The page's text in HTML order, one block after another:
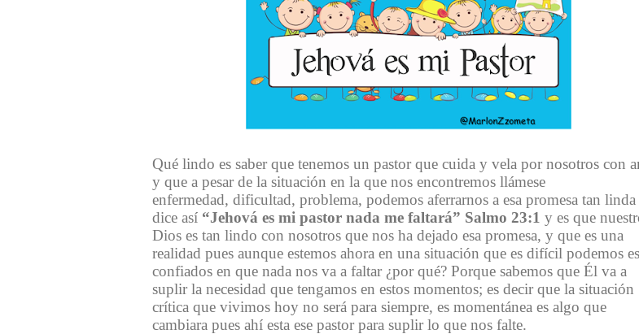
Qué lindo es saber que tenemos un pastor que cuida y vela por nosotros con
y que a pesar de la situación en la que nos encontremos llámese
enfermedad, dificultad, problema, podemos aferrarnos a esa promesa tan
dice así “Jehová es mi pastor nada me faltará” Salmo 23:1 y es que
Dios es tan lindo con nosotros que nos ha dejado esa promesa, y que es una
realidad pues aunque estemos ahora en una situación que es difícil podemos
confiados en que nada nos va a faltar ¿por qué? Porque sabemos que Él va a
suplir la necesidad que tengamos en estos momentos; es decir que la situación
crítica que vivimos hoy no será para siempre, es momentánea es algo que
cambiara pues ahí esta ese pastor para suplir lo que nos falte.